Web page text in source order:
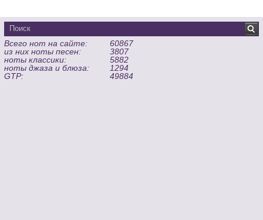
Всего нот на сайте:
60867
из них ноты песен:
3807
ноты классики:
5882
ноты джаза и блюза:
1294
GTP:
49884